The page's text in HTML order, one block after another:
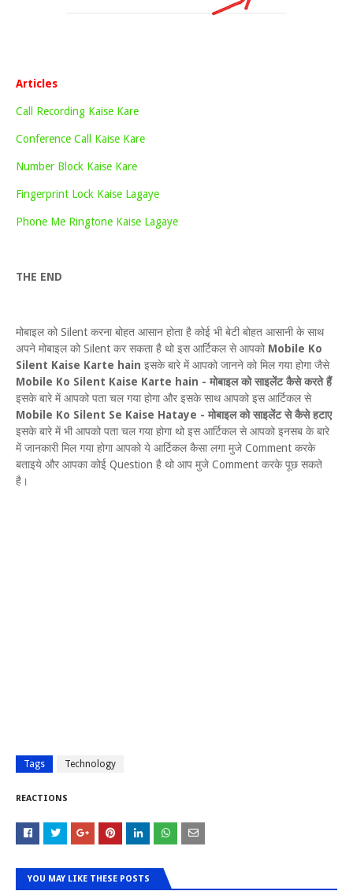
Articles
Call Recording Kaise Kare
Conference Call Kaise Kare
Number Block Kaise Kare
Fingerprint Lock Kaise Lagaye
Phone Me Ringtone Kaise Lagaye
THE END
मोबाइल को Silent करना बोहत आसान होता है कोई भी बेटी बोहत आसानी के साथ
अपने मोबाइल को Silent कर सकता है थो इस आर्टिकल से आपको Mobile Ko
Silent Kaise Karte hain इसके बारे में आपको जानने को मिल गया होगा जैसे
Mobile Ko Silent Kaise Karte hain - मोबाइल को साइलेंट कैसे करते हैं
इसके बारे में आपको पता चल गया होगा और इसके साथ आपको इस आर्टिकल से
Mobile Ko Silent Se Kaise Hataye - मोबाइल को साइलेंट से कैसे हटाए
इसके बारे में भी आपको पता चल गया होगा थो इस आर्टिकल से आपको इनसब के बारे
में जानकारी मिल गया होगा आपको ये आर्टिकल कैसा लगा मुजे Comment करके
बताइये और आपका कोई Question है थो आप मुजे Comment करके पूछ सकते
है।
Tags Technology
REACTIONS
YOU MAY LIKE THESE POSTS